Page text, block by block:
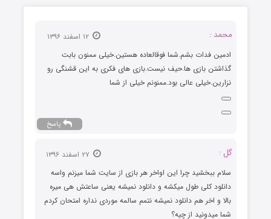
محمد :
۱۲ اسفند ۱۳۹۶
ادمین فدات بشم.شما فوقالعاده هستین.خیلی ممنون بابت
گذاشتن بازی ها.حیف نیست.بازی های فکری به این قشنگی رو
نزارین.خیلی عالی بود.ممنونم خیلی از شما
پاسخ
گل :
سلام ببخشید چرا این اواخر هر بازی از سایت شما میزنم واسه
دانلود کلی طول میکشه و دانلود نمیشه یعنی ساعتش هی میره
بالا و اخر هم دانلود نمیشه نتمم سالمه موردی نداره امتحان کردم
شما میدونید از چیه؟